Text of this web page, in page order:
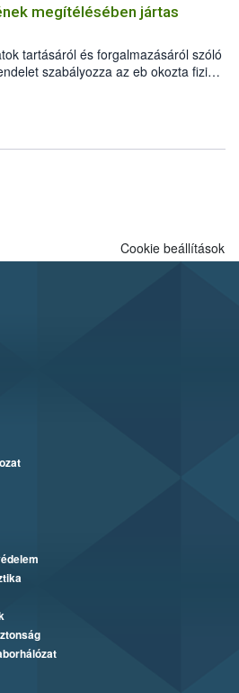
megítélésében jártas
tartásáról és forgalmazásáról szóló
szabályozza az eb okozta fizikai
keletkezésekor felmerülő
a veszélyes eb tartását és annak
Cookie beállítások